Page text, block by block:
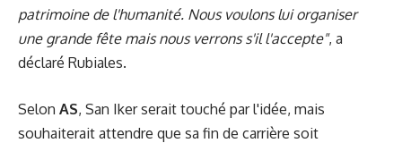
patrimoine de l'humanité. Nous voulons lui organiser
une grande fête mais nous verrons s'il l'accepte", a
déclaré Rubiales.
Selon AS, San Iker serait touché par l'idée, mais
souhaiterait attendre que sa fin de carrière soit